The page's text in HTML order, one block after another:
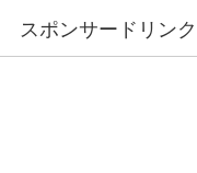
スポンサードリンク